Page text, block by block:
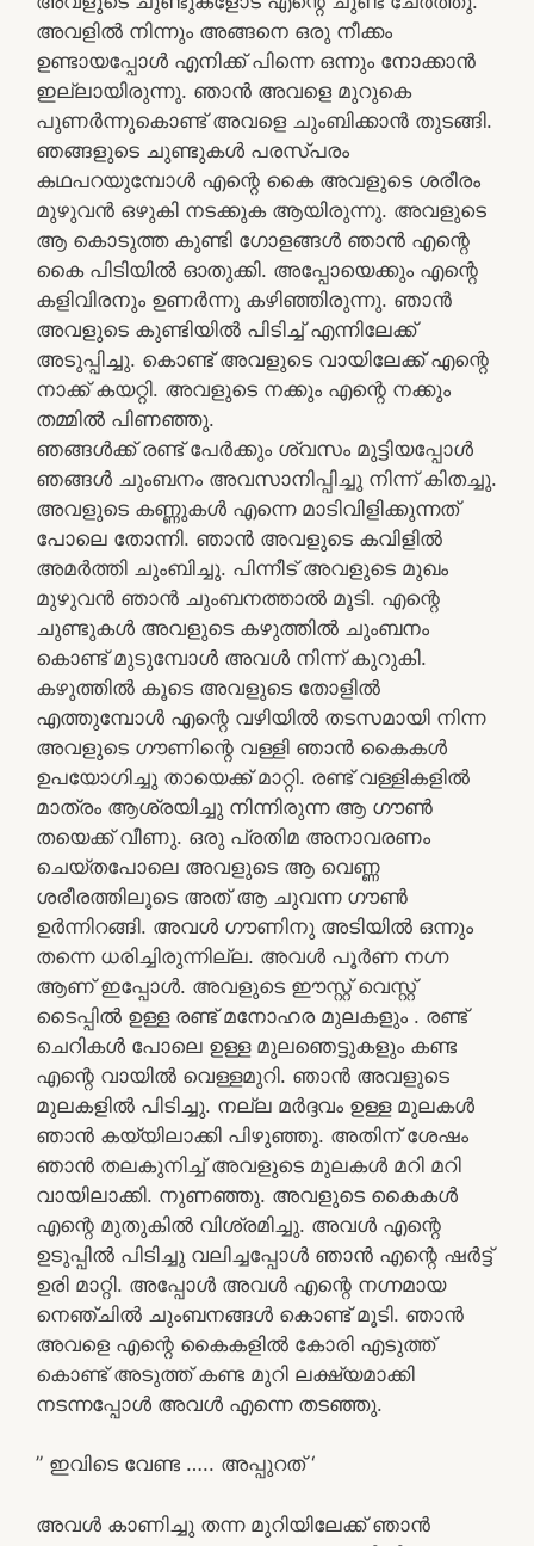
അവളിൽ നിന്നും അങ്ങനെ ഒരു നീക്കം
ഉണ്ടായപ്പോൾ എനിക്ക് പിന്നെ ഒന്നും നോക്കാൻ
ഇല്ലായിരുന്നു. ഞാൻ അവളെ മുറുകെ
പുണർന്നുകൊണ്ട് അവളെ ചുംബിക്കാൻ തുടങ്ങി.
ഞങ്ങളുടെ ചുണ്ടുകൾ പരസ്പരം
കഥപറയുമ്പോൾ എന്റെ കൈ അവളുടെ ശരീരം
മുഴുവൻ ഒഴുകി നടക്കുക ആയിരുന്നു. അവളുടെ
ആ കൊടുത്ത കുണ്ടി ഗോളങ്ങൾ ഞാൻ എന്റെ
കൈ പിടിയിൽ ഓതുക്കി. അപ്പോയെക്കും എന്റെ
കളിവിരനും ഉണർന്നു കഴിഞ്ഞിരുന്നു. ഞാൻ
അവളുടെ കുണ്ടിയിൽ പിടിച്ച് എന്നിലേക്ക്
അടുപ്പിച്ചു. കൊണ്ട് അവളുടെ വായിലേക്ക് എന്റെ
നാക്ക് കയറ്റി. അവളുടെ നക്കും എന്റെ നക്കും
തമ്മിൽ പിണഞ്ഞു.
ഞങ്ങൾക്ക് രണ്ട് പേർക്കും ശ്വസം മുട്ടിയപ്പോൾ
ഞങ്ങൾ ചുംബനം അവസാനിപ്പിച്ചു നിന്ന് കിതച്ചു.
അവളുടെ കണ്ണുകൾ എന്നെ മാടിവിളിക്കുന്നത്
പോലെ തോന്നി. ഞാൻ അവളുടെ കവിളിൽ
അമർത്തി ചുംബിച്ചു. പിന്നീട് അവളുടെ മുഖം
മുഴുവൻ ഞാൻ ചുംബനത്താൽ മൂടി. എന്റെ
ചുണ്ടുകൾ അവളുടെ കഴുത്തിൽ ചുംബനം
കൊണ്ട് മുടുമ്പോൾ അവൾ നിന്ന് കുറുകി.
കഴുത്തിൽ കൂടെ അവളുടെ തോളിൽ
എത്തുമ്പോൾ എന്റെ വഴിയിൽ തടസമായി നിന്ന
അവളുടെ ഗൗണിന്റെ വള്ളി ഞാൻ കൈകൾ
ഉപയോഗിച്ചു തായെക്ക് മാറ്റി. രണ്ട് വള്ളികളിൽ
മാത്രം ആശ്രയിച്ചു നിന്നിരുന്ന ആ ഗൗൺ
തയെക്ക് വീണു. ഒരു പ്രതിമ അനാവരണം
ചെയ്തപോലെ അവളുടെ ആ വെണ്ണ
ശരീരത്തിലൂടെ അത്‌ ആ ചുവന്ന ഗൗൺ
ഉർന്നിറങ്ങി. അവൾ ഗൗണിനു അടിയിൽ ഒന്നും
തന്നെ ധരിച്ചിരുന്നില്ല. അവൾ പൂർണ നഗ്ന
ആണ്‌ ഇപ്പോൾ. അവളുടെ ഈസ്റ്റ്‌ വെസ്റ്റ്
ടൈപ്പിൽ ഉള്ള രണ്ട് മനോഹര മുലകളും . രണ്ട്
ചെറികൾ പോലെ ഉള്ള മുലഞെട്ടുകളും കണ്ട
എന്റെ വായിൽ വെള്ളമുറി. ഞാൻ അവളുടെ
മുലകളിൽ പിടിച്ചു. നല്ല മർദ്ദവം ഉള്ള മുലകൾ
ഞാൻ കയ്യിലാക്കി പിഴുഞ്ഞു. അതിന് ശേഷം
ഞാൻ തലകുനിച്ച് അവളുടെ മുലകൾ മറി മറി
വായിലാക്കി. നുണഞ്ഞു. അവളുടെ കൈകൾ
എന്റെ മുതുകിൽ വിശ്രമിച്ചു. അവൾ എന്റെ
ഉടുപ്പിൽ പിടിച്ചു വലിച്ചപ്പോൾ ഞാൻ എന്റെ ഷർട്ട്
ഉരി മാറ്റി. അപ്പോൾ അവൾ എന്റെ നഗ്നമായ
നെഞ്ചിൽ ചുംബനങ്ങൾ കൊണ്ട് മൂടി. ഞാൻ
അവളെ എന്റെ കൈകളിൽ കോരി എടുത്ത്
കൊണ്ട് അടുത്ത് കണ്ട മുറി ലക്ഷ്യമാക്കി
നടന്നപ്പോൾ അവൾ എന്നെ തടഞ്ഞു.
” ഇവിടെ വേണ്ട ….. അപ്പുറത് ‘
അവൾ കാണിച്ചു തന്ന മുറിയിലേക്ക് ഞാൻ